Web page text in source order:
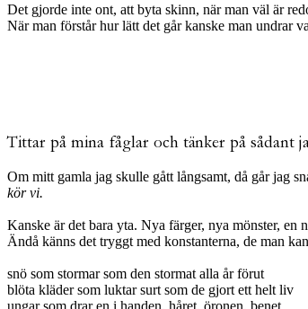
Det gjorde inte ont, att byta skinn, när man väl är
När man förstår hur lätt det går kanske man undrar
Tittar på mina fåglar och tänker på sådant
Om mitt gamla jag skulle gått långsamt, då går jag
kör vi.
Kanske är det bara yta. Nya färger, nya mönster, en
Ändå känns det tryggt med konstanterna, de man
snö som stormar som den stormat alla år förut
blöta kläder som luktar surt som de gjort ett helt liv
ungar som drar en i handen, håret, öronen, benet